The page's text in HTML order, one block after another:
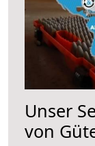
Unser
von